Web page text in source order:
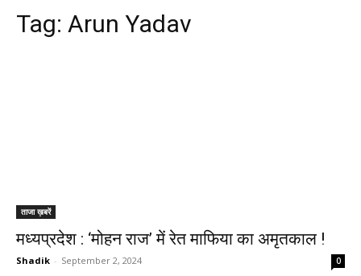
Tag: Arun Yadav
ताजा ख़बरें
मध्यप्रदेश : ‘मोहन राज’ में रेत माफिया का अमृतकाल !
Shadik - September 2, 2024 0